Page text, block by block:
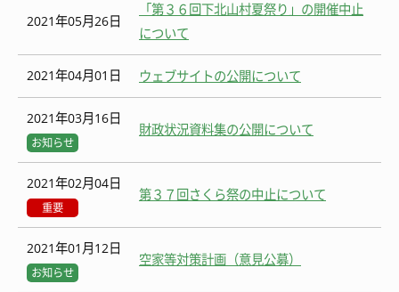
2021年05月26日
「第３６回下北山村夏祭り」の開催中止
について
2021年04月01日 ウェブサイトの公開について
2021年03月16日
お知らせ
財政状況資料集の公開について
2021年02月04日
重要
第３７回さくら祭の中止について
2021年01月12日
お知らせ
空家等対策計画（意見公募）